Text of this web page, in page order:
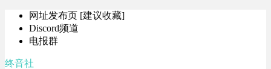
网址发布页 [建议收藏]
Discord频道
电报群
终音社